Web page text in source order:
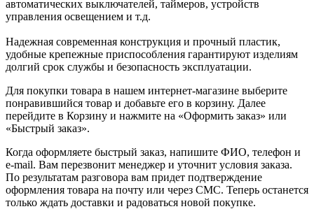
автоматических выключателей, таймеров, устройств
управления освещением и т.д.
Надежная современная конструкция и прочный пластик,
удобные крепежные приспособления гарантируют изделиям
долгий срок службы и безопасность эксплуатации.
Для покупки товара в нашем интернет-магазине выберите
понравившийся товар и добавьте его в корзину. Далее
перейдите в Корзину и нажмите на «Оформить заказ» или
«Быстрый заказ».
Когда оформляете быстрый заказ, напишите ФИО, телефон и
e-mail. Вам перезвонит менеджер и уточнит условия заказа.
По результатам разговора вам придет подтверждение
оформления товара на почту или через СМС. Теперь останется
только ждать доставки и радоваться новой покупке.